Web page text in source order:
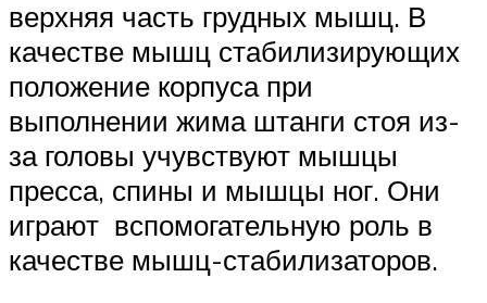
верхняя часть грудных мышц. В
качестве мышц стабилизирующих
положение корпуса при
выполнении жима штанги стоя из-
за головы учувствуют мышцы
пресса, спины и мышцы ног. Они
играют вспомогательную роль в
качестве мышц-стабилизаторов.